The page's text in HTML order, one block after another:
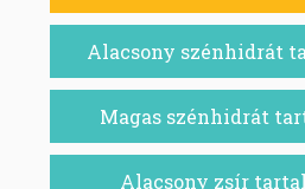
Alacsony szénhidrát
Magas szénhidrát
Alacsony zsír